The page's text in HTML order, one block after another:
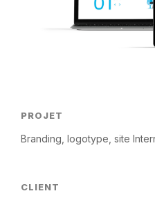
PROJET
Branding, logotype, site
CLIENT